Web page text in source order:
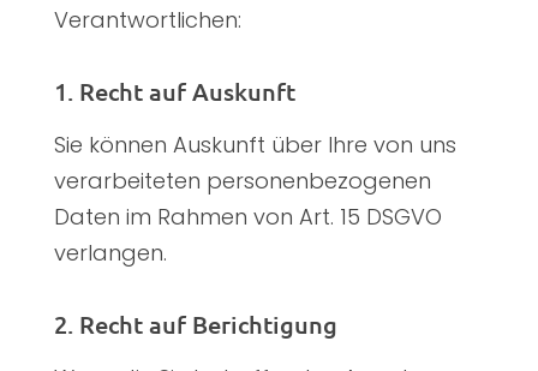
Verantwortlichen:
1. Recht auf Auskunft
Sie können Auskunft über Ihre von uns
verarbeiteten personenbezogenen
Daten im Rahmen von Art. 15 DSGVO
verlangen.
2. Recht auf Berichtigung